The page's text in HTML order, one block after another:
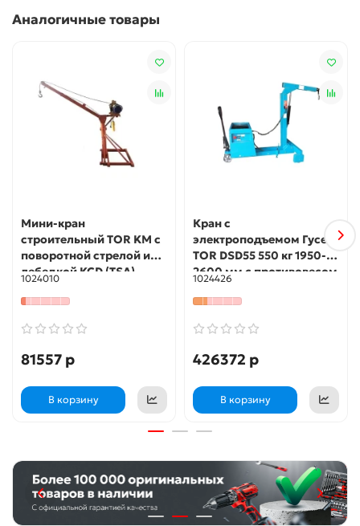
Аналогичные товары
Мини-кран
строительный TOR KM с
поворотной стрелой и
лебедкой KCD (TSA)
300/500 кг 60/30 м 220В
1024010
81557 р
В корзину
Кран с
электроподъемом Гусек
TOR DSD55 550 кг 1950-
2600 мм c противовесом
1024426
426372 р
В корзину